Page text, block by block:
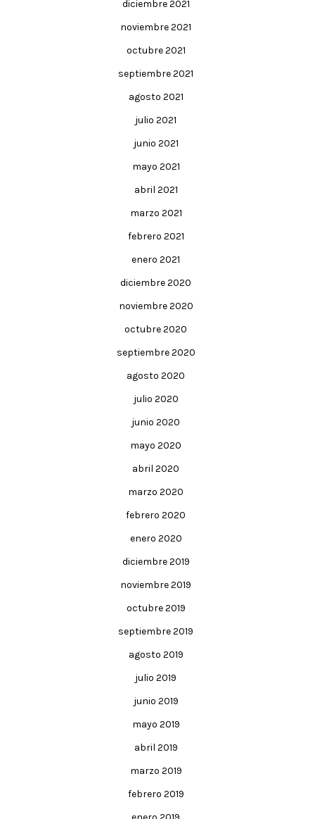
diciembre 2021
noviembre 2021
octubre 2021
septiembre 2021
agosto 2021
julio 2021
junio 2021
mayo 2021
abril 2021
marzo 2021
febrero 2021
enero 2021
diciembre 2020
noviembre 2020
octubre 2020
septiembre 2020
agosto 2020
julio 2020
junio 2020
mayo 2020
abril 2020
marzo 2020
febrero 2020
enero 2020
diciembre 2019
noviembre 2019
octubre 2019
septiembre 2019
agosto 2019
julio 2019
junio 2019
mayo 2019
abril 2019
marzo 2019
febrero 2019